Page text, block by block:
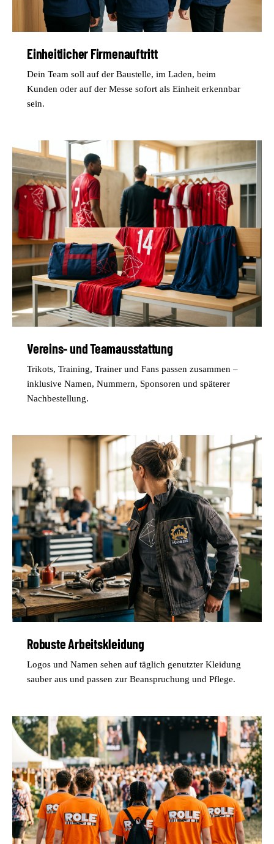
Einheitlicher Firmenauftritt
Dein Team soll auf der Baustelle, im Laden, beim
Kunden oder auf der Messe sofort als Einheit erkennbar
sein.
Vereins- und Teamausstattung
Trikots, Training, Trainer und Fans passen zusammen –
inklusive Namen, Nummern, Sponsoren und späterer
Nachbestellung.
Robuste Arbeitskleidung
Logos und Namen sehen auf täglich genutzter Kleidung
sauber aus und passen zur Beanspruchung und Pflege.